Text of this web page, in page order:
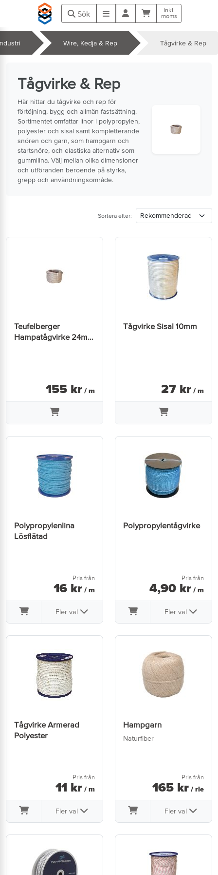
Hoppa till huvudinnehåll
Sök Meny Kundvagn
Inkl.
moms
Wire, Kedja & Rep Tågvirke & Rep
Tågvirke & Rep
Här hittar du tågvirke och rep för
förtöjning, bygg och allmän fastsättning.
Sortimentet omfattar linor i polypropylen,
polyester och sisal samt kompletterande
snören och garn, som hampgarn och
startsnöre, och elastiska alternativ som
gummilina. Välj mellan olika dimensioner
och utföranden beroende på styrka,
grepp och användningsområde.
Sortera efter:
Teufelberger
Hampatågvirke 24mm
155 kr / m
Tågvirke Sisal 10mm
27 kr / m
Polypropylenlina
Lösflätad
Pris från
16 kr / m
Fler val
Polypropylentågvirke
Pris från
4,90 kr / m
Fler val
Tågvirke Armerad
Polyester
Pris från
11 kr / m
Fler val
Hampgarn
Naturfiber
Pris från
165 kr / rle
Fler val